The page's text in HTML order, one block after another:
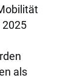
2025
als